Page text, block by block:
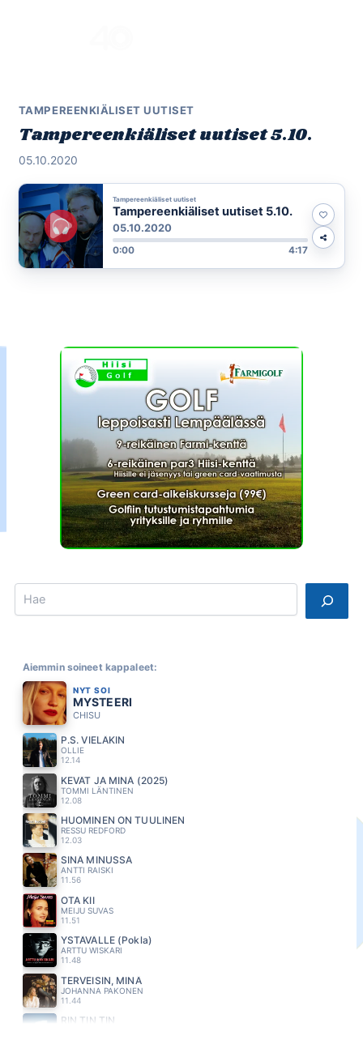
TAMPEREENKIÄLISET UUTISET
Tampereenkiäliset uutiset 5.10.
05.10.2020
Tampereenkiäliset uutiset
Tampereenkiäliset uutiset 5.10.
05.10.2020
0:00 4:17
Search
Aiemmin soineet kappaleet:
NYT SOI
MYSTEERI
CHISU
P.S. VIELÄKIN
OLLIE
12.14
KEVÄT JA MINÄ (2025)
TOMMI LÄNTINEN
12.08
HUOMINEN ON TUULINEN
RESSU REDFORD
12.03
SINÄ MINUSSA
ANTTI RAISKI
11.56
OTA KII
MEIJU SUVAS
11.51
YSTÄVÄLLE (Pokla)
ARTTU WISKARI
11.48
TERVEISIN, MINÄ
JOHANNA PAKONEN
11.44
RIN TIN TIN